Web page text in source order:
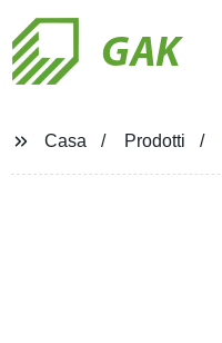
GAK
Casa Prodotti